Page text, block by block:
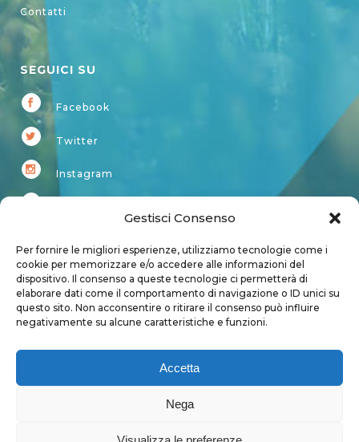
Gestisci Consenso
Per fornire le migliori esperienze, utilizziamo tecnologie come i
cookie per memorizzare e/o accedere alle informazioni del
dispositivo. Il consenso a queste tecnologie ci permetterà di
elaborare dati come il comportamento di navigazione o ID unici su
questo sito. Non acconsentire o ritirare il consenso può influire
negativamente su alcune caratteristiche e funzioni.
Accetta
Nega
Contatti
SEGUICI SU
Facebook
Twitter
Instagram
Account
Login